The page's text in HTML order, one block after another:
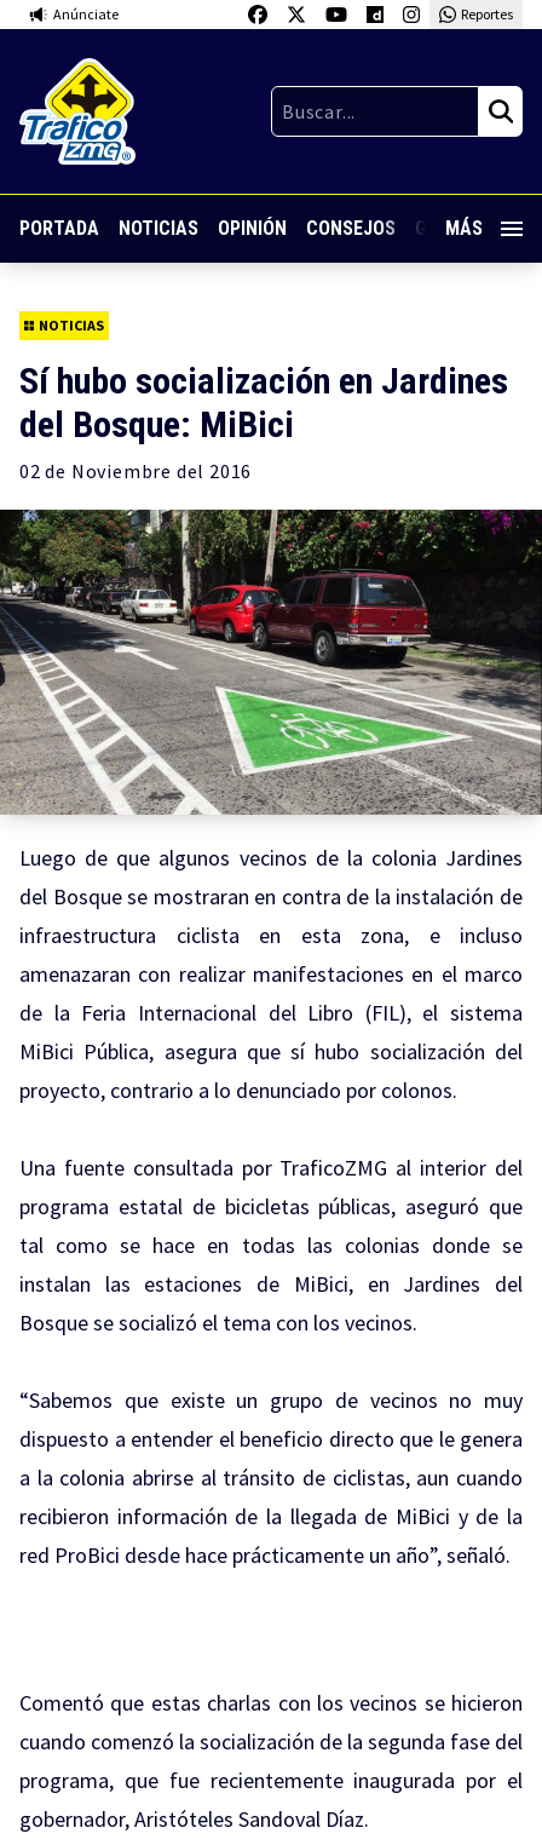
Anúnciate Reportes
PORTADA NOTICIAS OPINIÓN CONSEJOS GUARDIA
MÁS
NOTICIAS
Sí hubo socialización en Jardines
del Bosque: MiBici
02 de Noviembre del 2016
Luego de que algunos vecinos de la colonia Jardines
del Bosque se mostraran en contra de la instalación de
infraestructura ciclista en esta zona, e incluso
amenazaran con realizar manifestaciones en el marco
de la Feria Internacional del Libro (FIL), el sistema
MiBici Pública, asegura que sí hubo socialización del
proyecto, contrario a lo denunciado por colonos.
Una fuente consultada por TraficoZMG al interior del
programa estatal de bicicletas públicas, aseguró que
tal como se hace en todas las colonias donde se
instalan las estaciones de MiBici, en Jardines del
Bosque se socializó el tema con los vecinos.
“Sabemos que existe un grupo de vecinos no muy
dispuesto a entender el beneficio directo que le genera
a la colonia abrirse al tránsito de ciclistas, aun cuando
recibieron información de la llegada de MiBici y de la
red ProBici desde hace prácticamente un año”, señaló.
Comentó que estas charlas con los vecinos se hicieron
cuando comenzó la socialización de la segunda fase del
programa, que fue recientemente inaugurada por el
gobernador, Aristóteles Sandoval Díaz.